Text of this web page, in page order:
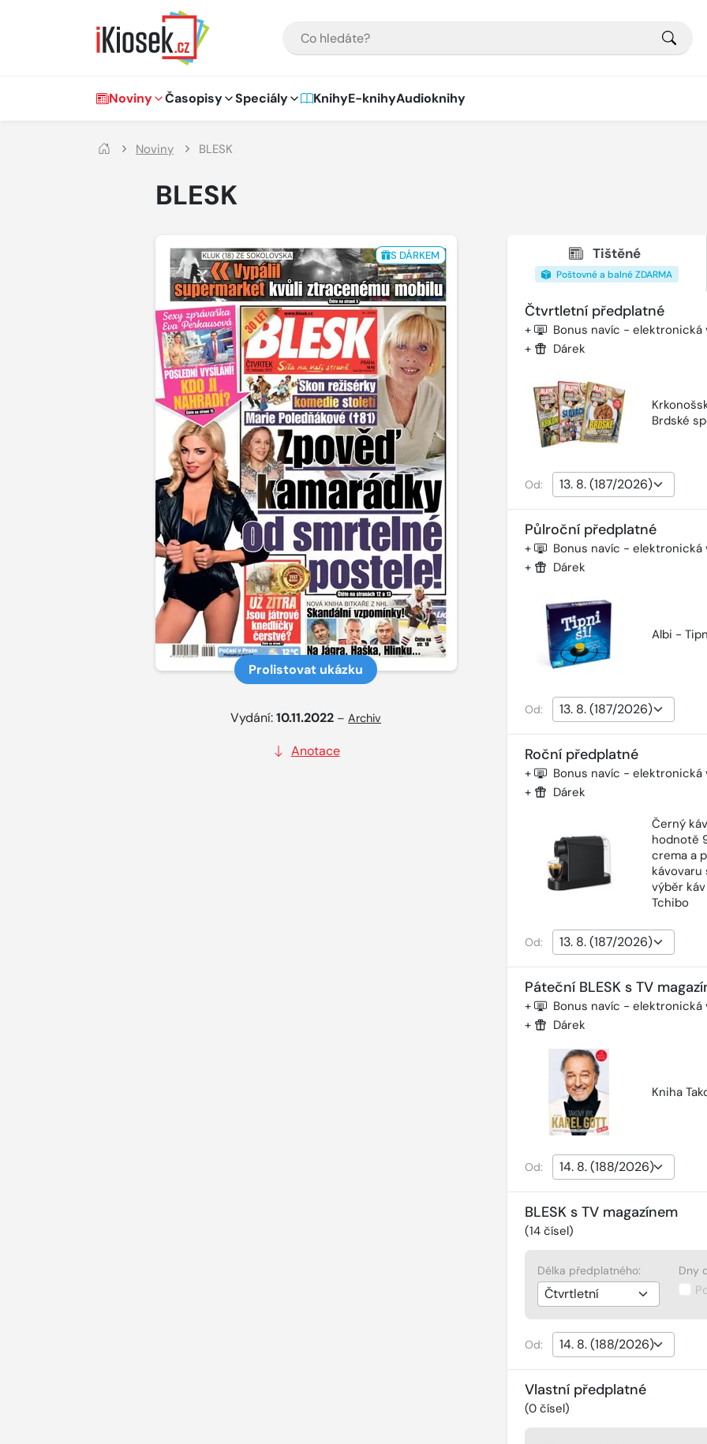
Hlavní navigace
Noviny Časopisy Speciály KnihyE-knihyAudioknihy
Noviny BLESK
BLESK
S DÁRKEM
Prolistovat ukázku
Vydání:10.11.2022 –Archiv
Anotace
Tištěné
Poštovné a balné ZDARMA
Čtvrtletní předplatné
+ Bonus navíc - elektronická
+ Dárek
Brdské
Od:
Půlroční předplatné
+ Bonus navíc - elektronická
+ Dárek
Albi -
Od:
Roční předplatné
+ Bonus navíc - elektronická
+
Dárek
Černý
hodnotě
crema a
kávovaru
výběr
Tchibo
Od:
Páteční BLESK s TV
+ Bonus navíc - elektronická
+ Dárek
Kniha
Od:
BLESK s TV magazínem
(14čísel)
Délka předplatného: Dny
Od:
Vlastní předplatné
(0čísel)